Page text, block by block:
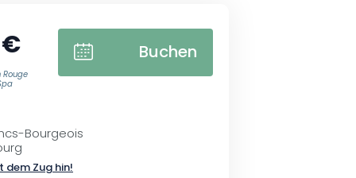
Rouge
Buchen
Bourgeois
dem Zug hin!